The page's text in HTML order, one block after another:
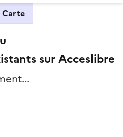
Carte
sur Acceslibre